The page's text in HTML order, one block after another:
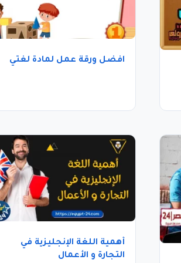
افضل ورقة عمل لمادة لغتي
أهمية اللغة الإنجليزية في
التجارة و الأعمال